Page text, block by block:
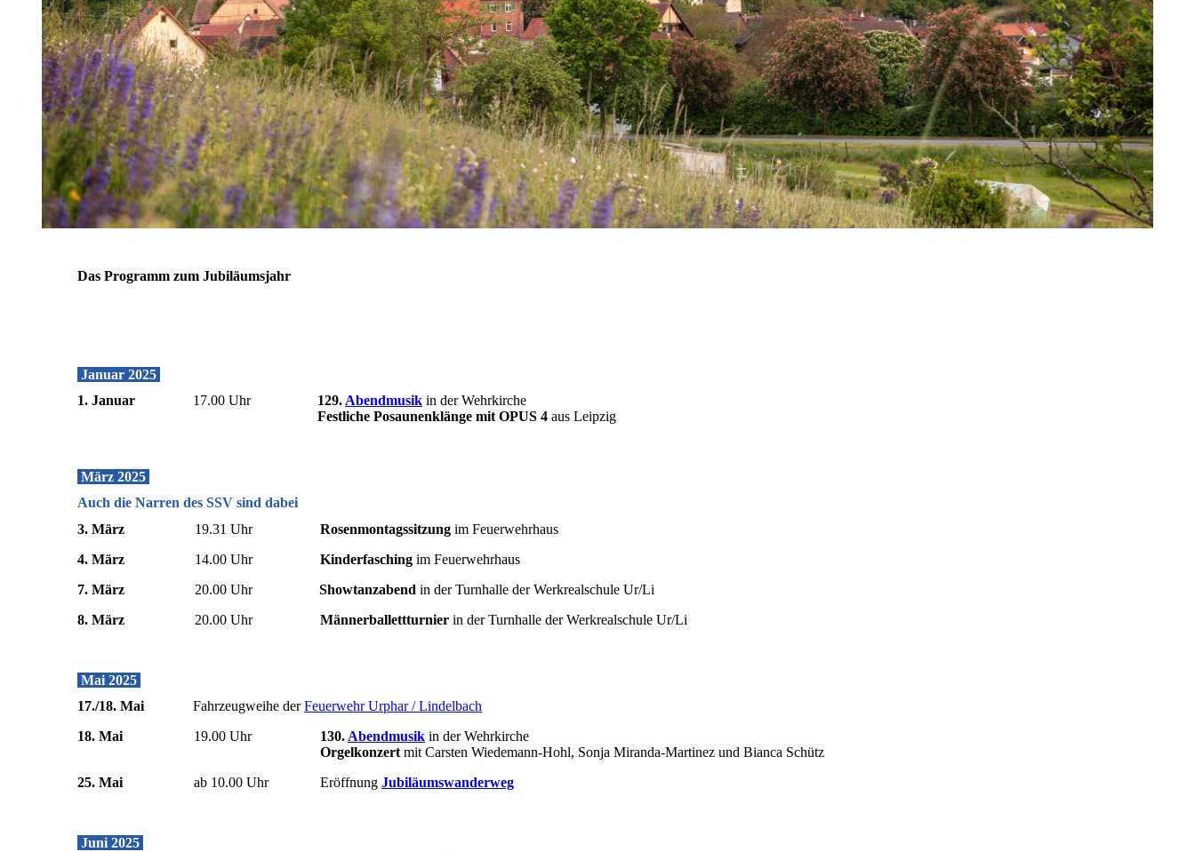
Das Programm zum Jubiläumsjahr
Januar 2025
1. Januar
17.00 Uhr 129. Abendmusik in der Wehrkirche
Festliche Posaunenklänge mit OPUS 4 aus Leipzig
März 2025
Auch die Narren des SSV sind dabei
3. März
19.31 Uhr Rosenmontagssitzung im Feuerwehrhaus
4. März
14.00 Uhr Kinderfasching im Feuerwehrhaus
7. März
20.00 Uhr Showtanzabend in der Turnhalle der Werkrealschule Ur/Li
8. März
20.00 Uhr Männerballettturnier in der Turnhalle der Werkrealschule Ur/Li
Mai 2025
17./18. Mai
Fahrzeugweihe derFeuerwehr Urphar / Lindelbach
18. Mai
19.00 Uhr 130. Abendmusik in der Wehrkirche
Orgelkonzert mit Carsten Wiedemann-Hohl, Sonja Miranda-Martinez und Bianca Schütz
25. Mai
ab 10.00 Uhr Eröffnung Jubiläumswanderweg
Juni 2025